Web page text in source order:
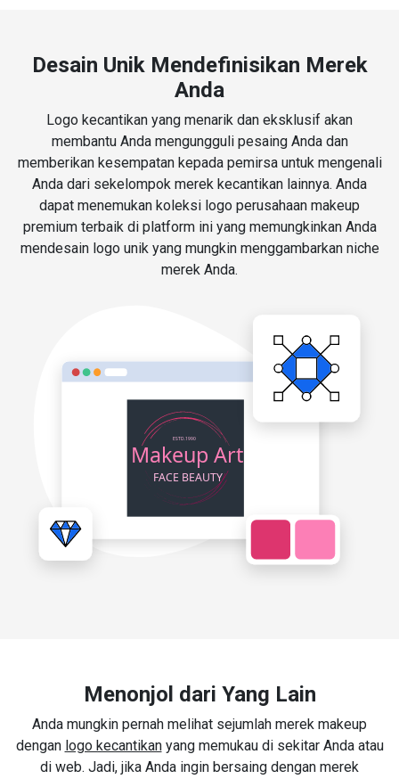
Desain Unik Mendefinisikan Merek
Anda
Logo kecantikan yang menarik dan eksklusif akan
membantu Anda mengungguli pesaing Anda dan
memberikan kesempatan kepada pemirsa untuk mengenali
Anda dari sekelompok merek kecantikan lainnya. Anda
dapat menemukan koleksi logo perusahaan makeup
premium terbaik di platform ini yang memungkinkan Anda
mendesain logo unik yang mungkin menggambarkan niche
merek Anda.
Menonjol dari Yang Lain
Anda mungkin pernah melihat sejumlah merek makeup
dengan logo kecantikanyang memukau di sekitar Anda atau
di web. Jadi, jika Anda ingin bersaing dengan merek